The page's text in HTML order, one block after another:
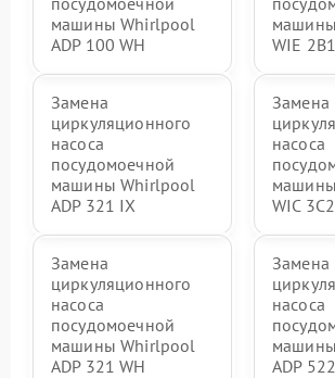
машины Whirlpool
ADP 100 WH
WIE
Замена
циркуляционного
насоса
посудомоечной
машины Whirlpool
ADP 321 IX
Замена
насоса
WIC
Замена
циркуляционного
насоса
посудомоечной
машины Whirlpool
ADP 321 WH
Замена
насоса
ADP